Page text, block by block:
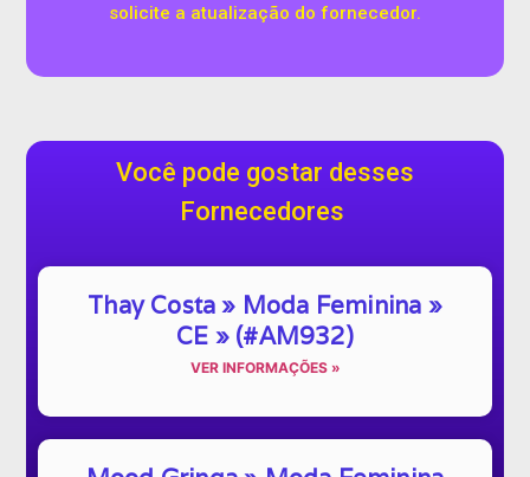
solicite a atualização do fornecedor.
Você pode gostar desses
Fornecedores
Thay Costa » Moda Feminina »
CE » (#AM932)
VER INFORMAÇÕES »